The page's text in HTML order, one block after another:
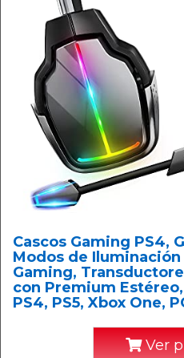
Cascos Gaming PS4,
Modos de
Gaming,
con Premium
PS4, PS5, Xbox One,
Ver